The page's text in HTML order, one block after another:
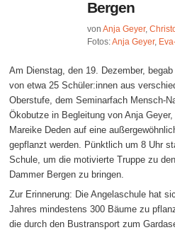
Bergen
vonAnja Geyer,
Fotos:Anja Geyer,
Am Dienstag, den 19. Dezember,
von etwa 25 Schüler:innen aus
Oberstufe, dem Seminarfach Mensch-
Ökobutze in Begleitung von Anja
Mareike Deden auf eine
gepflanzt werden. Pünktlich um 8 Uhr
Schule, um die motivierte Truppe zu
Dammer Bergen zu bringen.
Zur Erinnerung: Die Angelaschule hat
Jahres mindestens 300 Bäume zu
die durch den Bustransport zum